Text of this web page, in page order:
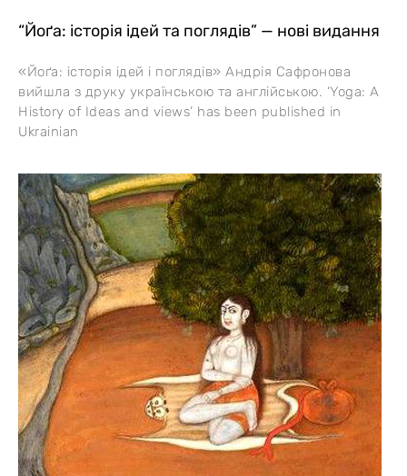
“Йоґа: історія ідей та поглядів” — нові видання
«Йоґа: історія ідей і поглядів» Андрія Сафронова
вийшла з друку українською та англійською. ‘Yoga: A
History of Ideas and views’ has been published in
Ukrainian